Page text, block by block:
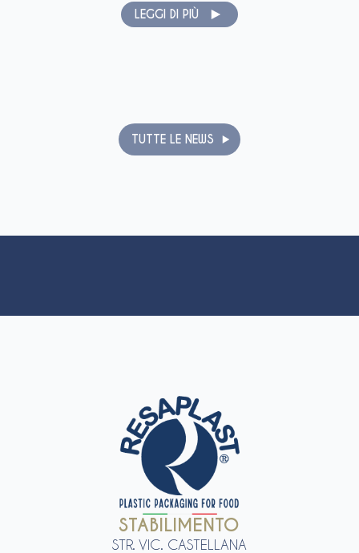
LEGGI DI PIÙ
TUTTE LE NEWS
STABILIMENTO
STR. VIC. CASTELLANA